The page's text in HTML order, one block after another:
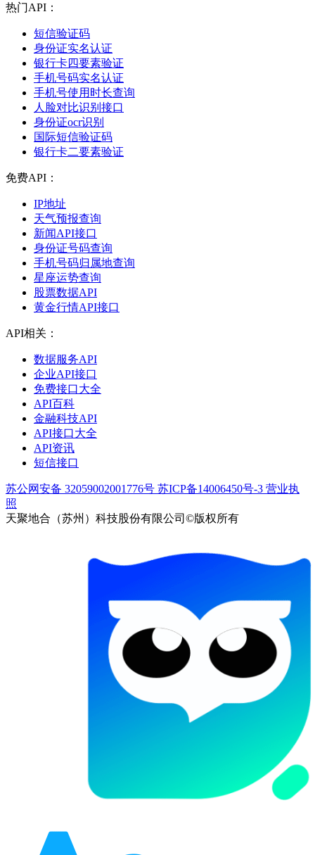
热门API：
短信验证码
身份证实名认证
银行卡四要素验证
手机号码实名认证
手机号使用时长查询
人脸对比识别接口
身份证ocr识别
国际短信验证码
银行卡二要素验证
免费API：
IP地址
天气预报查询
新闻API接口
身份证号码查询
手机号码归属地查询
星座运势查询
股票数据API
黄金行情API接口
API相关：
数据服务API
企业API接口
免费接口大全
API百科
金融科技API
API接口大全
API资讯
短信接口
苏公网安备 32059002001776号 苏ICP备14006450号-3 营业执
照
天聚地合（苏州）科技股份有限公司©版权所有